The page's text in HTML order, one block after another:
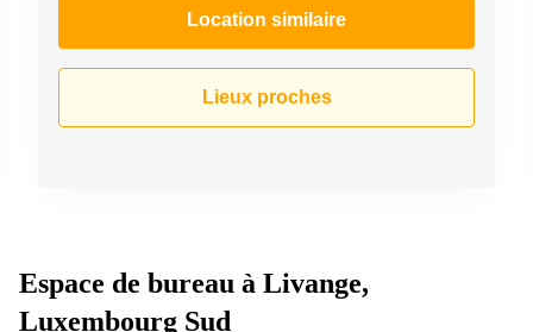
Location similaire
Lieux proches
Espace de bureau à Livange,
Luxembourg Sud